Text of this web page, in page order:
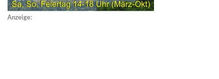
Anzeige: